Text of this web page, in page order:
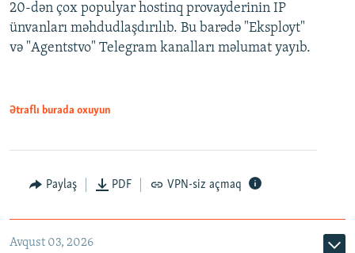
20-dən çox populyar hostinq provayderinin IP
ünvanları məhdudlaşdırılıb. Bu barədə "Eksployt"
və "Agentstvo" Telegram kanalları məlumat yayıb.
Ətraflı burada oxuyun
Paylaş PDF VPN-siz açmaq
Avqust 03, 2026